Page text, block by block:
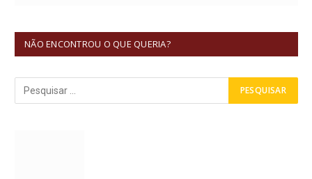
NÃO ENCONTROU O QUE QUERIA?